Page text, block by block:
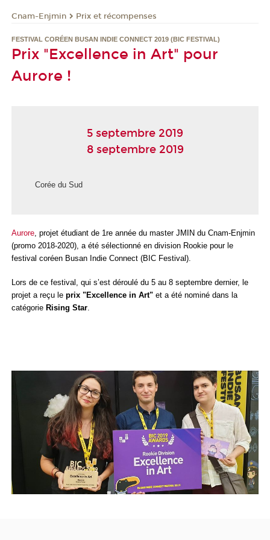
Cnam-Enjmin Prix et récompenses
FESTIVAL CORÉEN BUSAN INDIE CONNECT 2019 (BIC FESTIVAL)
Prix "Excellence in Art" pour
Aurore !
5 septembre 2019
8 septembre 2019
Corée du Sud
Aurore , projet étudiant de 1re année du master JMIN du Cnam-Enjmin
(promo 2018-2020), a été sélectionné en division Rookie pour le
festival coréen Busan Indie Connect (BIC Festival).
Lors de ce festival, qui s’est déroulé du 5 au 8 septembre dernier, le
projet a reçu le prix "Excellence in Art" et a été nominé dans la
catégorie Rising Star.